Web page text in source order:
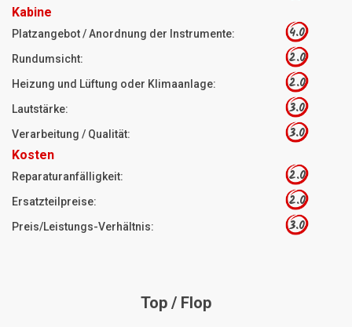
Kabine
Platzangebot / Anordnung der Instrumente: 4.0
Rundumsicht: 2.0
Heizung und Lüftung oder Klimaanlage: 2.0
Lautstärke: 3.0
Verarbeitung / Qualität: 3.0
Kosten
Reparaturanfälligkeit: 2.0
Ersatzteilpreise: 2.0
Preis/Leistungs-Verhältnis: 3.0
Top / Flop